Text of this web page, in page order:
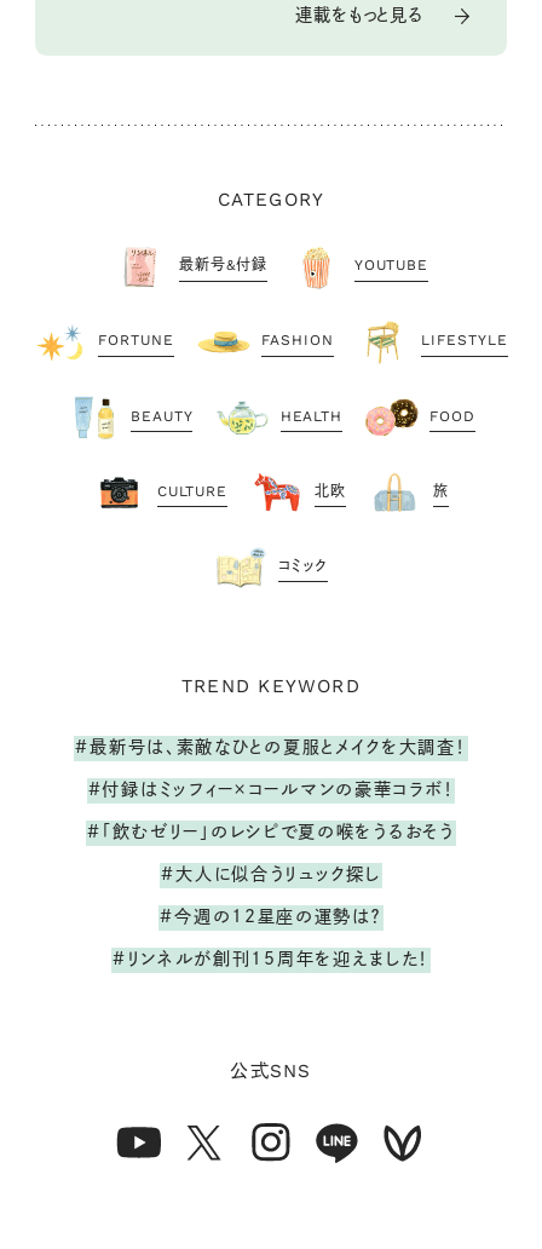
連載をもっと見る
CATEGORY
最新号&付録 YOUTUBE
FORTUNE FASHION LIFESTYLE
BEAUTY HEALTH FOOD
CULTURE 北欧 旅
コミック
TREND KEYWORD
#最新号は、素敵なひとの夏服とメイクを大調査！
#付録はミッフィー×コールマンの豪華コラボ！
#「飲むゼリー」のレシピで夏の喉をうるおそう
#大人に似合うリュック探し
#今週の12星座の運勢は？
#リンネルが創刊15周年を迎えました！
公式SNS